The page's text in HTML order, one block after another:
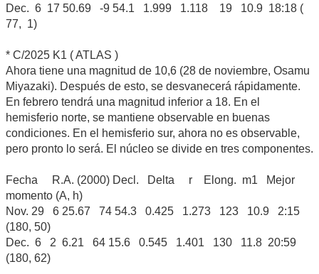
Dec. 6 17 50.69 -9 54.1 1.999 1.118 19 10.9 18:18 (
77, 1)
* C/2025 K1 ( ATLAS )
Ahora tiene una magnitud de 10,6 (28 de noviembre, Osamu
Miyazaki). Después de esto, se desvanecerá rápidamente.
En febrero tendrá una magnitud inferior a 18. En el
hemisferio norte, se mantiene observable en buenas
condiciones. En el hemisferio sur, ahora no es observable,
pero pronto lo será. El núcleo se divide en tres componentes.
Fecha R.A. (2000) Decl. Delta r Elong. m1 Mejor
momento (A, h)
Nov. 29 6 25.67 74 54.3 0.425 1.273 123 10.9 2:15
(180, 50)
Dec. 6 2 6.21 64 15.6 0.545 1.401 130 11.8 20:59
(180, 62)